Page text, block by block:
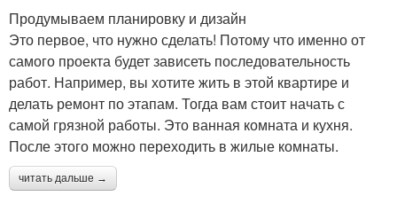
Продумываем планировку и дизайн
Это первое, что нужно сделать! Потому что именно от
самого проекта будет зависеть последовательность
работ. Например, вы хотите жить в этой квартире и
делать ремонт по этапам. Тогда вам стоит начать с
самой грязной работы. Это ванная комната и кухня.
После этого можно переходить в жилые комнаты.
читать дальше →